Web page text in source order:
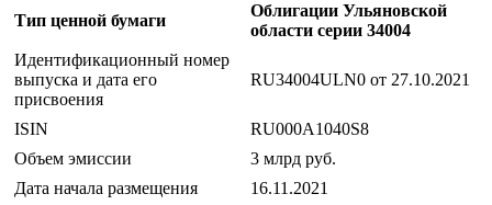
Тип ценной бумаги
Облигации Ульяновской
области серии 34004
Идентификационный номер
выпуска и дата его
присвоения
RU34004ULN0 от 27.10.2021
ISIN
RU000A1040S8
Объем эмиссии
3 млрд руб.
Дата начала размещения
16.11.2021